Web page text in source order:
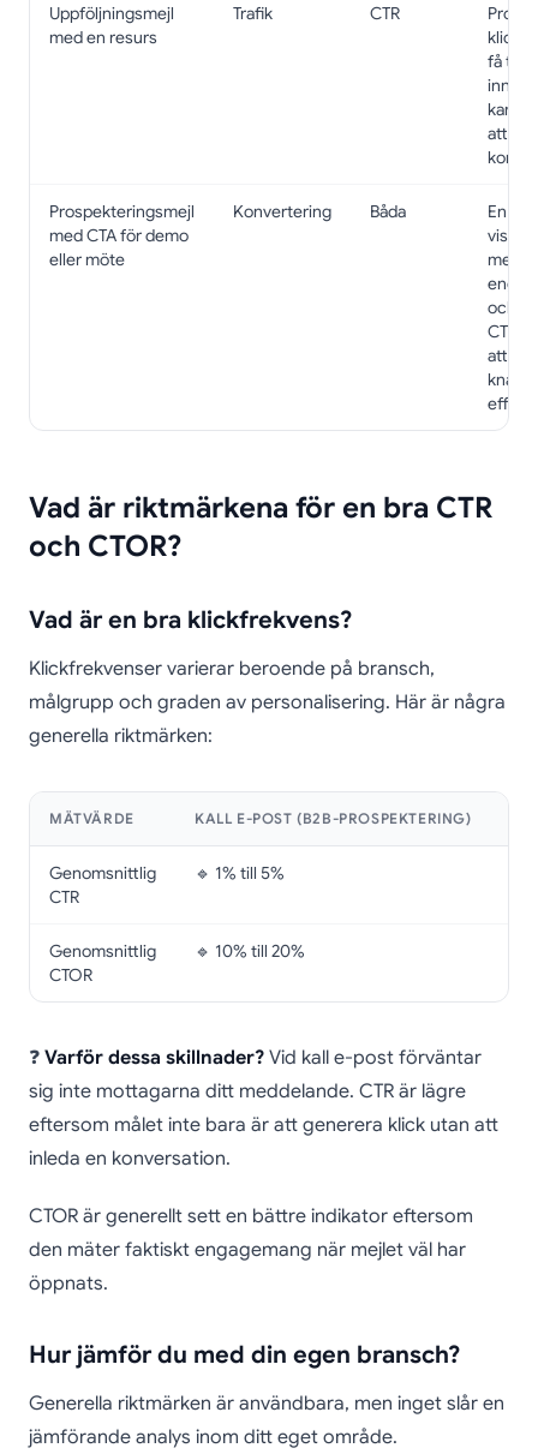
Uppföljningsmejl
med en resurs
Trafik CTR
få
kan
att de
Prospekteringsmejl
med CTA för demo
eller möte
Konvertering Båda
En bra
visar
mejlet
och
CTR
att
Vad är riktmärkena för en bra CTR
och CTOR?
Vad är en bra klickfrekvens?
Klickfrekvenser varierar beroende på bransch,
målgrupp och graden av personalisering. Här är några
generella riktmärken:
MÄTVÄRDE KALL E-POST (B2B-PROSPEKTERING)
Genomsnittlig
CTR
🔹 1% till 5%
Genomsnittlig
CTOR
🔹 10% till 20%
❓ Varför dessa skillnader? Vid kall e-post förväntar
sig inte mottagarna ditt meddelande. CTR är lägre
eftersom målet inte bara är att generera klick utan att
inleda en konversation.
CTOR är generellt sett en bättre indikator eftersom
den mäter faktiskt engagemang när mejlet väl har
öppnats.
Hur jämför du med din egen bransch?
Generella riktmärken är användbara, men inget slår en
jämförande analys inom ditt eget område.